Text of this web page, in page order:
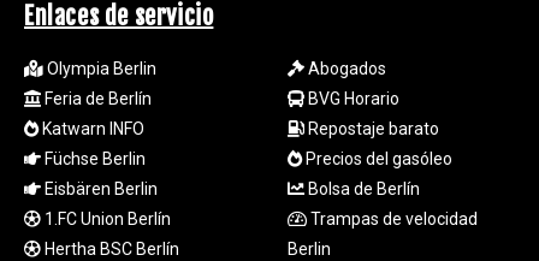
23916.68255
STN 24.5567
SVC 10.109649
SZL 18.76633
THB 38.092505
TJS 10.658309
TMT 4.050056
Enlaces de servicio
Olympia Berlin
Feria de Berlín
Katwarn INFO
Füchse Berlin
Eisbären Berlin
1.FC Union Berlín
Hertha BSC Berlín
Abogados
BVG Horario
Repostaje barato
Precios del gasóleo
Bolsa de Berlín
Trampas de velocidad
Berlin